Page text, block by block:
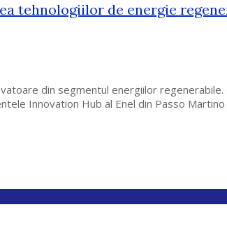
tehnologiilor de energie
din segmentul energiilor
Innovation Hub al Enel din Passo